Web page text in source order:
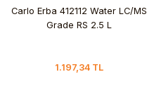
Carlo Erba 412112 Water LC/MS
Grade RS 2.5 L
1.197,34 TL